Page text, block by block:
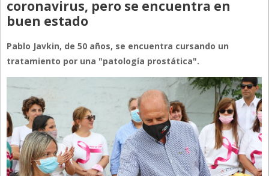
coronavirus, pero se encuentra en
buen estado
Pablo Javkin, de 50 años, se encuentra cursando un
tratamiento por una "patología prostática".